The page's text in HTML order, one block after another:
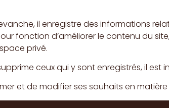
il enregistre des informations
fonction d’améliorer le contenu du
privé.
ceux qui y sont enregistrés, il
et de modifier ses souhaits en